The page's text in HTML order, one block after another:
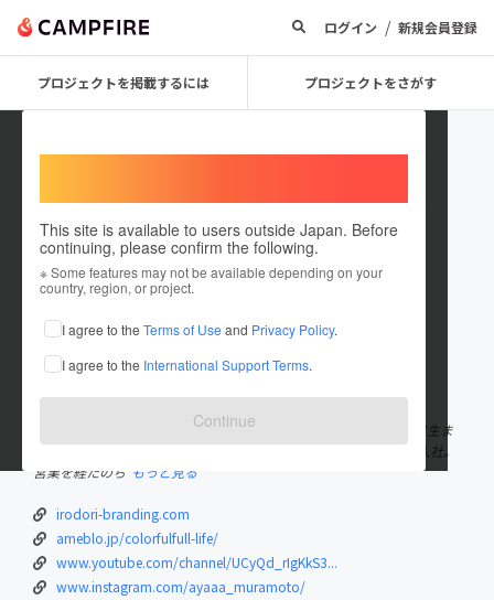
ログイン / 新規会員登録
プロジェクトを掲載するには プロジェクトをさがす
This site is available to users outside Japan. Before
continuing, please confirm the following.
※ Some features may not be available depending on your
country, region, or project.
I agree to the Terms of Use and Privacy Policy.
I agree to the International Support Terms.
Continue
Muramoto Aya
これまでに13回支援して2件のプロジェクトを投稿しています
在住国：日本 現在地：山梨県
出身国：日本 出身地：福岡県
ブランドプロデューサー/ irodori Branding(株)代表 1982 年福岡県生ま
れ。九州大学経済学部卒業後、サントリー(株)(現サントリー HD)入社。
営業を経たのち もっと見る
irodori-branding.com
ameblo.jp/colorfulfull-life/
www.youtube.com/channel/UCyQd_rIgKkS3...
www.instagram.com/ayaaa_muramoto/